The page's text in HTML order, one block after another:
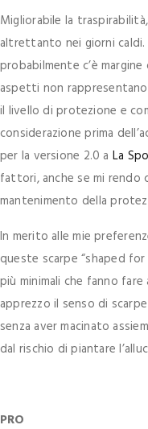
Migliorabile la
altrettanto nei giorni caldi.
probabilmente c’è
aspetti non
il livello di protezione e
considerazione prima
per la versione 2.0 a La
fattori, anche se mi rendo
mantenimento della
In merito alle mie
queste scarpe “shaped
più minimali che fanno
apprezzo il senso di
senza aver macinato
dal rischio di piantare
PRO